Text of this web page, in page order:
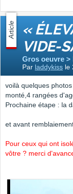
Article «
VIDE-
Gros oeuvre >
Par laddykiss le
voilà quelques
monté,4 rangées
Prochaine étape : la
et avant
Pour ceux qui ont
vôtre ? merci